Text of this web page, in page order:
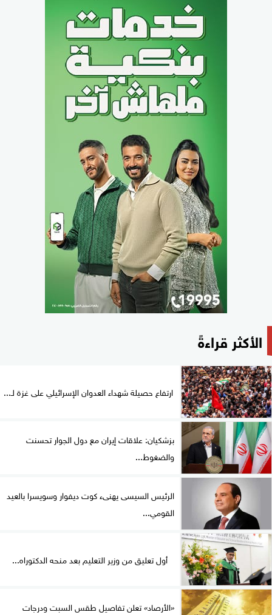
الأكثر قراءةً
ارتفاع حصيلة شهداء العدوان الإسرائيلي على غزة لـ...
بزشكيان: علاقات إيران مع دول الجوار تحسنت
والضغوط...
الرئيس السيسى يهنىء كوت ديفوار وسويسرا بالعيد
القومي...
أول تعليق من وزير التعليم بعد منحه الدكتوراه...
«الأرصاد» تعلن تفاصيل طقس السبت ودرجات